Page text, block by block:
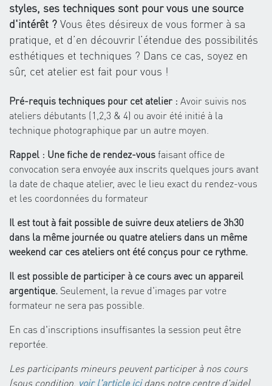
styles, ses techniques sont pour vous une source
d'intérêt ? Vous êtes désireux de vous former à sa
pratique, et d’en découvrir l’étendue des possibilités
esthétiques et techniques ? Dans ce cas, soyez en
sûr, cet atelier est fait pour vous !
Pré-requis techniques pour cet atelier : Avoir suivis nos
ateliers débutants (1,2,3 & 4) ou avoir été initié à la
technique photographique par un autre moyen.
Rappel : Une fiche de rendez-vousfaisant office de
convocation sera envoyée aux inscrits quelques jours avant
la date de chaque atelier, avec le lieu exact du rendez-vous
et les coordonnées du formateur
Il est tout à fait possible de suivre deux ateliers de 3h30
dans la même journée ou quatre ateliers dans un même
weekend car ces ateliers ont été conçus pour ce rythme.
Il est possible de participer à ce cours avec un appareil
argentique. Seulement, la revue d'images par votre
formateur ne sera pas possible.
En cas d'inscriptions insuffisantes la session peut être
reportée.
Les participants mineurs peuvent participer à nos cours
(sous condition, voir l'article icidans notre centre d'aide)